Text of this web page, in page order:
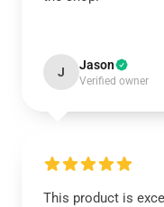
J Jason
Verified owner
This product is